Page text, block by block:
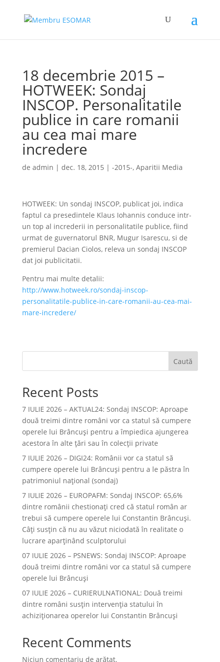
18 decembrie 2015 –
HOTWEEK: Sondaj
INSCOP. Personalitatile
publice in care romanii
au cea mai mare
incredere
de admin | dec. 18, 2015 | -2015-, Aparitii Media
HOTWEEK: Un sondaj INSCOP, publicat joi, indica
faptul ca presedintele Klaus Iohannis conduce intr-
un top al increderii in personalitatile publice, fiind
urmat de guvernatorul BNR, Mugur Isarescu, si de
premierul Dacian Ciolos, releva un sondaj INSCOP
dat joi publicitatii.
Pentru mai multe detalii:
http://www.hotweek.ro/sondaj-inscop-
personalitatile-publice-in-care-romanii-au-cea-mai-
mare-incredere/
Caută
Recent Posts
7 IULIE 2026 – AKTUAL24: Sondaj INSCOP: Aproape
două treimi dintre români vor ca statul să cumpere
operele lui Brâncuşi pentru a împiedica ajungerea
acestora în alte ţări sau în colecţii private
7 IULIE 2026 – DIGI24: Românii vor ca statul să
cumpere operele lui Brâncuși pentru a le păstra în
patrimoniul național (sondaj)
7 IULIE 2026 – EUROPAFM: Sondaj INSCOP: 65,6%
dintre românii chestionați cred că statul român ar
trebui să cumpere operele lui Constantin Brâncuși.
Câți susțin că nu au văzut niciodată în realitate o
lucrare aparținând sculptorului
07 IULIE 2026 – PSNEWS: Sondaj INSCOP: Aproape
două treimi dintre români vor ca statul să cumpere
operele lui Brâncuși
07 IULIE 2026 – CURIERULNATIONAL: Două treimi
dintre români susțin intervenția statului în
achiziționarea operelor lui Constantin Brâncuși
Recent Comments
Niciun comentariu de arătat.